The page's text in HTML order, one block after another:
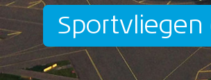
Sportvliegen